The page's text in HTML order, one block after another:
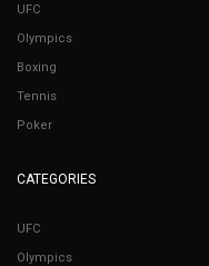
UFC
Olympics
Boxing
Tennis
Poker
CATEGORIES
UFC
Olympics